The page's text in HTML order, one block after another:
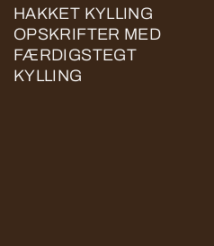
HAKKET KYLLING
OPSKRIFTER MED
FÆRDIGSTEGT
KYLLING